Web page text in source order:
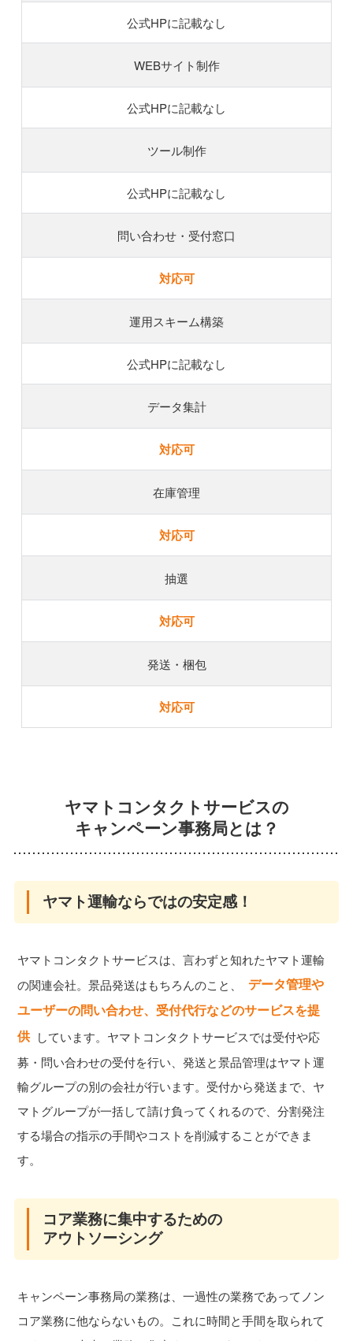
公式HPに記載なし
WEBサイト制作
公式HPに記載なし
ツール制作
公式HPに記載なし
問い合わせ・受付窓口
対応可
運用スキーム構築
公式HPに記載なし
データ集計
対応可
在庫管理
対応可
抽選
対応可
発送・梱包
対応可
ヤマトコンタクトサービスの
キャンペーン事務局とは？
ヤマト運輸ならではの安定感！
ヤマトコンタクトサービスは、言わずと知れたヤマト運輸
の関連会社。景品発送はもちろんのこと、
データ管理や
ユーザーの問い合わせ、受付代行などのサービスを提
供 しています。ヤマトコンタクトサービスでは受付や応
募・問い合わせの受付を行い、発送と景品管理はヤマト運
輸グループの別の会社が行います。受付から発送まで、ヤ
マトグループが一括して請け負ってくれるので、分割発注
する場合の指示の手間やコストを削減することができま
す。
コア業務に集中するための
アウトソーシング
キャンペーン事務局の業務は、一過性の業務であってノン
コア業務に他ならないもの。これに時間と手間を取られて